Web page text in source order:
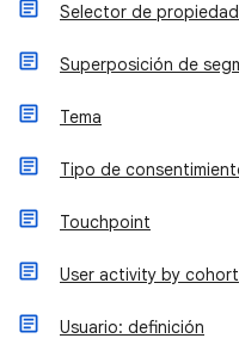
Selector de
Superposición de
Tema
Tipo de
Touchpoint
User activity by cohort
Usuario: definición